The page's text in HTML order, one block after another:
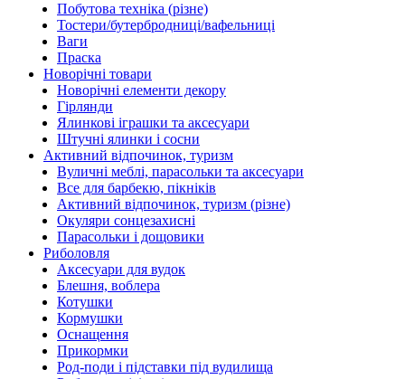
Побутова техніка (різне)
Тостери/бутербродниці/вафельниці
Ваги
Праска
Новорічні товари
Новорічні елементи декору
Гірлянди
Ялинкові іграшки та аксесуари
Штучні ялинки і сосни
Активний відпочинок, туризм
Вуличні меблі, парасольки та аксесуари
Все для барбекю, пікніків
Активний відпочинок, туризм (різне)
Окуляри сонцезахисні
Парасольки і дощовики
Риболовля
Аксесуари для вудок
Блешня, воблера
Котушки
Кормушки
Оснащення
Прикормки
Род-поди і підставки під вудилища